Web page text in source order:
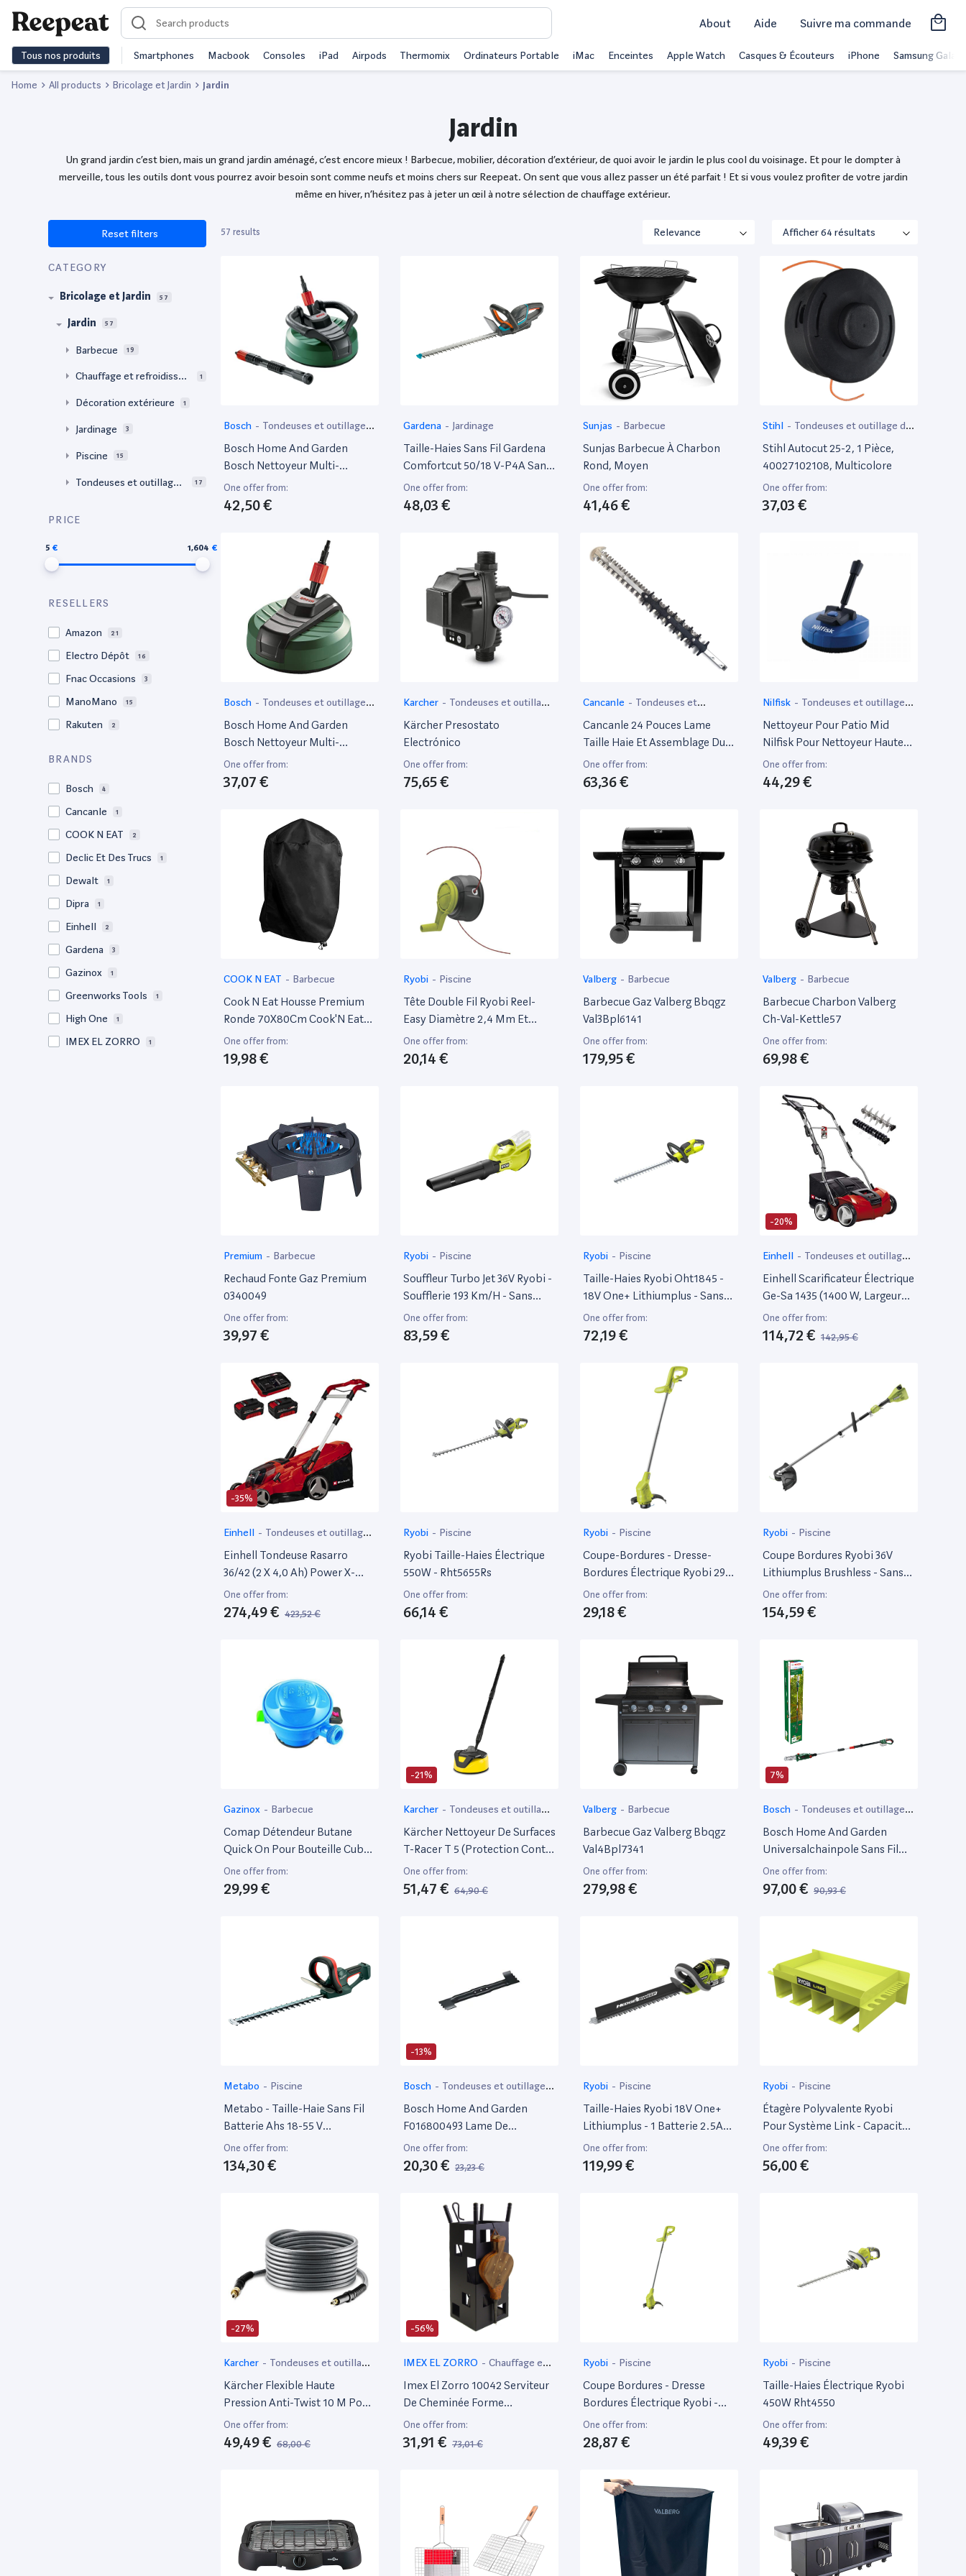
About Aide Suivre ma commande
Tous nos produits Smartphones Macbook Consoles iPad Airpods Thermomix Ordinateurs Portable iMac Enceintes Apple Watch Casques & Écouteurs iPhone Samsung Galaxy
Home All products Bricolage et Jardin Jardin
Jardin
Un grand jardin c’est bien, mais un grand jardin aménagé, c’est encore mieux ! Barbecue, mobilier, décoration d’extérieur, de quoi avoir le jardin le plus cool du voisinage. Et pour le dompter à
merveille, tous les outils dont vous pourrez avoir besoin sont comme neufs et moins chers sur Reepeat. On sent que vous allez passer un été parfait ! Et si vous voulez profiter de votre jardin
même en hiver, n’hésitez pas à jeter un œil à notre sélection de chauffage extérieur.
Reset filters
CATEGORY
Bricolage et Jardin 57
Jardin 57
Barbecue 19
Chauffage et refroidisse
1
Décoration extérieure 1
Jardinage 3
Piscine 15
Tondeuses et outillage
17
PRICE
5 1,604
RESELLERS
Amazon 21
Electro Dépôt 16
Fnac Occasions 3
ManoMano 15
Rakuten 2
BRANDS
Bosch 4
Cancanle 1
COOK N EAT 2
Declic Et Des Trucs 1
Dewalt 1
Dipra 1
Einhell 2
Gardena 3
Gazinox 1
Greenworks Tools 1
High One 1
IMEX EL ZORRO 1
57 results
Bosch - Tondeuses et outillage
de jardin motorisé
Bosch Home And Garden
Bosch Nettoyeur Multi-
Surfaces Aquasurf 280
One offer from:
42,50 €
Gardena - Jardinage
Taille-Haies Sans Fil Gardena
Comfortcut 50/18 V-P4A Sans
Batterie Taille-Haies Avec
Poignée Ergonomique Et
Butée D’Arrêt, Faible Poids
Manipulation (14730-55)
One offer from:
48,03 €
Sunjas - Barbecue
Sunjas Barbecue À Charbon
Rond, Moyen
One offer from:
41,46 €
Stihl - Tondeuses et outillage de
jardin motorisé
Stihl Autocut 25-2, 1 Pièce,
40027102108, Multicolore
One offer from:
37,03 €
Bosch - Tondeuses et outillage
de jardin motorisé
Bosch Home And Garden
Bosch Nettoyeur Multi-
Surface Aquasurf 280
One offer from:
37,07 €
Karcher - Tondeuses et outillage
de jardin motorisé
Kärcher Presostato
Electrónico
One offer from:
75,65 €
Cancanle - Tondeuses et
outillage de jardin motorisé
Cancanle 24 Pouces Lame
Taille Haie Et Assemblage Du
Bar Pour Stihl Hs81 Hs81R
Hs81Rc Hs81T, Numéro De
Pièce. 4237 710 6051
One offer from:
63,36 €
Nilfisk - Tondeuses et outillage
de jardin motorisé
Nettoyeur Pour Patio Mid
Nilfisk Pour Nettoyeur Haute
Pression
One offer from:
44,29 €
COOK N EAT - Barbecue
Cook N Eat Housse Premium
Ronde 70X80Cm Cook'N Eat
Pour Barbecue
One offer from:
19,98 €
Ryobi - Piscine
Tête Double Fil Ryobi Reel-
Easy Diamètre 2,4 Mm Et
Enrouleur Haute Vitesse
Rac150
One offer from:
20,14 €
Valberg - Barbecue
Barbecue Gaz Valberg Bbqgz
Val3Bpl6141
One offer from:
179,95 €
Valberg - Barbecue
Barbecue Charbon Valberg
Ch-Val-Kettle57
One offer from:
69,98 €
Premium - Barbecue
Rechaud Fonte Gaz Premium
0340049
One offer from:
39,97 €
Ryobi - Piscine
Souffleur Turbo Jet 36V Ryobi -
Soufflerie 193 Km/H - Sans
Batterie Ni Chargeur -
Ry36Blb-0
One offer from:
83,59 €
Ryobi - Piscine
Taille-Haies Ryobi Oht1845 -
18V One+ Lithiumplus - Sans
Batterie Ni Chargeur
One offer from:
72,19 €
-20%
Einhell - Tondeuses et outillage
de jardin motorisé
Einhell Scarificateur Électrique
Ge-Sa 1435 (1400 W, Largeur
De Travail 35 Cm, Grand Bac
De Ramassage De 28 L, Surface
Conseillée 500 M²)
One offer from:
114,72 € 142,95 €
-35%
Einhell - Tondeuses et outillage
de jardin motorisé
Einhell Tondeuse Rasarro
36/42 (2 X 4,0 Ah) Power X-
Change (Ions De Lithium,
Jusqu'À 550 M2, Brushless
Energy, Réglage De La Hauteur
One offer from:
274,49 € 423,52 €
Ryobi - Piscine
Ryobi Taille-Haies Électrique
550W - Rht5655Rs
One offer from:
66,14 €
Ryobi - Piscine
Coupe-Bordures - Dresse-
Bordures Électrique Ryobi 290
W - Rlt2925
One offer from:
29,18 €
Ryobi - Piscine
Coupe Bordures Ryobi 36V
Lithiumplus Brushless - Sans
Batterie Ni Chargeur -
Ry36Eltx33A-0
One offer from:
154,59 €
Gazinox - Barbecue
Comap Détendeur Butane
Quick On Pour Bouteille Cube
Et Viseo - S140270
One offer from:
29,99 €
-21%
Karcher - Tondeuses et outillage
de jardin motorisé
Kärcher Nettoyeur De Surfaces
T-Racer T 5 (Protection Contre
Les Éclaboussures, Pour Les
Grandes Surfaces, Deux Buses
À Jet Plat, Poignée Pour Un
One offer from:
51,47 € 64,90 €
Valberg - Barbecue
Barbecue Gaz Valberg Bbqgz
Val4Bpl7341
One offer from:
279,98 €
7%
Bosch - Tondeuses et outillage
de jardin motorisé
Bosch Home And Garden
Universalchainpole Sans Fil
Chainsaw ( Livré Sans Batterie
Ni Chargeur 18V-2,5Ah,
Système 18V, Coupe: 15Cm)
One offer from:
97,00 € 90,93 €
Metabo - Piscine
Metabo - Taille-Haie Sans Fil
Batterie Ahs 18-55 V
(600463850)
One offer from:
134,30 €
-13%
Bosch - Tondeuses et outillage
de jardin motorisé
Bosch Home And Garden
F016800493 Lame De
Tondeuse
One offer from:
20,30 € 23,23 €
Ryobi - Piscine
Taille-Haies Ryobi 18V One+
Lithiumplus - 1 Batterie 2.5Ah
- 1 Chargeur - Rht1851R25F
One offer from:
119,99 €
Ryobi - Piscine
Étagère Polyvalente Ryobi
Pour Système Link - Capacité
22,7 Kg - Rslw401
One offer from:
56,00 €
-27%
Karcher - Tondeuses et outillage
de jardin motorisé
Kärcher Flexible Haute
Pression Anti-Twist 10 M Pour
Nettoyeur Haute Pression
Séries K2 À K7
One offer from:
49,49 € 68,00 €
-56%
IMEX EL ZORRO - Chauffage et
refroidissement extérieur
Imex El Zorro 10042 Serviteur
De Cheminée Forme
Rectangulaire Avec
Accessoires Noir 50 X 20 X 20
Cm
One offer from:
31,91 € 73,01 €
Ryobi - Piscine
Coupe Bordures - Dresse
Bordures Électrique Ryobi -
Rlt3525 - 350W
One offer from:
28,87 €
Ryobi - Piscine
Taille-Haies Électrique Ryobi
450W Rht4550
One offer from:
49,39 €